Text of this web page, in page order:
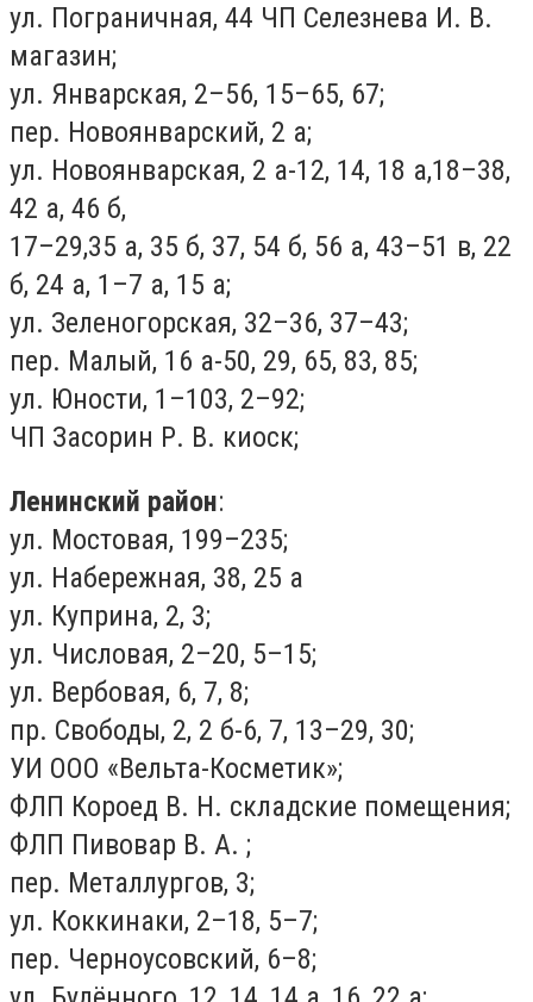
ул. Пограничная, 44 ЧП Селезнева И. В.
магазин;
ул. Январская, 2–56, 15–65, 67;
пер. Новоянварский, 2 а;
ул. Новоянварская, 2 а-12, 14, 18 а,18–38,
42 а, 46 б,
17–29,35 а, 35 б, 37, 54 б, 56 а, 43–51 в, 22
б, 24 а, 1–7 а, 15 а;
ул. Зеленогорская, 32–36, 37–43;
пер. Малый, 16 а-50, 29, 65, 83, 85;
ул. Юности, 1–103, 2–92;
ЧП Засорин Р. В. киоск;
Ленинский район:
ул. Мостовая, 199–235;
ул. Набережная, 38, 25 а
ул. Куприна, 2, 3;
ул. Числовая, 2–20, 5–15;
ул. Вербовая, 6, 7, 8;
пр. Свободы, 2, 2 б-6, 7, 13–29, 30;
УИ ООО «Вельта-Косметик»;
ФЛП Короед В. Н. складские помещения;
ФЛП Пивовар В. А. ;
пер. Металлургов, 3;
ул. Коккинаки, 2–18, 5–7;
пер. Черноусовский, 6–8;